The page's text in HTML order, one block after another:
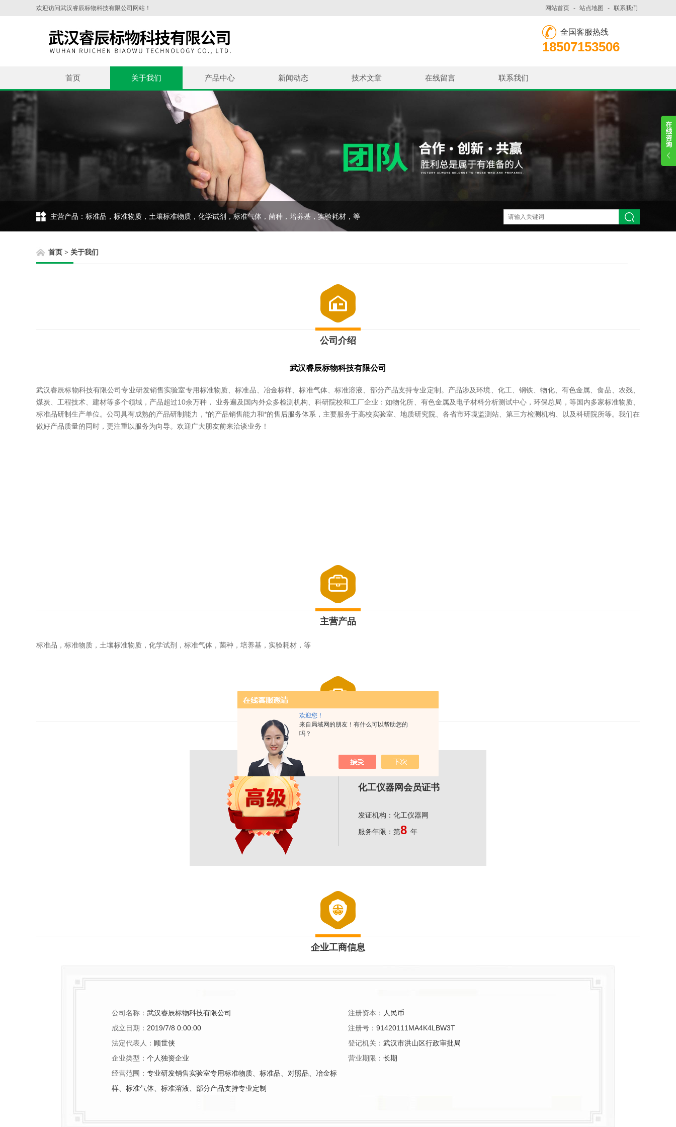
欢迎您！
来自局域网的朋友！有什么可以帮助您的
吗？
欢迎访问武汉睿辰标物科技有限公司网站！ 网站首页 - 站点地图 - 联系我们
全国客服热线
18507153506
首页 关于我们 产品中心 新闻动态 技术文章 在线留言 联系我们
主营产品：标准品，标准物质，土壤标准物质，化学试剂，标准气体，菌种，培养基，实验耗材，等
首页 > 关于我们
公司介绍
武汉睿辰标物科技有限公司
武汉睿辰标物科技有限公司专业研发销售实验室专用标准物质、标准品、冶金标样、标准气体、标准溶液、部分产品支持专业定制。产品涉及环境、化工、钢铁、物化、有色金属、食品、农残、
煤炭、工程技术、建材等多个领域，产品超过10余万种， 业务遍及国内外众多检测机构、科研院校和工厂企业：如物化所、有色金属及电子材料分析测试中心，环保总局，等国内多家标准物质、
标准品研制生产单位。公司具有成熟的产品研制能力，*的产品销售能力和*的售后服务体系，主要服务于高校实验室、地质研究院、各省市环境监测站、第三方检测机构、以及科研院所等。我们在
做好产品质量的同时，更注重以服务为向导。欢迎广大朋友前来洽谈业务！
主营产品
标准品，标准物质，土壤标准物质，化学试剂，标准气体，菌种，培养基，实验耗材，等
化工仪器网会员证书
发证机构：化工仪器网
服务年限：第8 年
企业工商信息
公司名称： 武汉睿辰标物科技有限公司 注册资本： 人民币
成立日期： 2019/7/8 0:00:00 注册号： 91420111MA4K4LBW3T
法定代表人： 顾世侠 登记机关： 武汉市洪山区行政审批局
企业类型： 个人独资企业 营业期限： 长期
经营范围： 专业研发销售实验室专用标准物质、标准品、对照品、冶金标
样、标准气体、标准溶液、部分产品支持专业定制